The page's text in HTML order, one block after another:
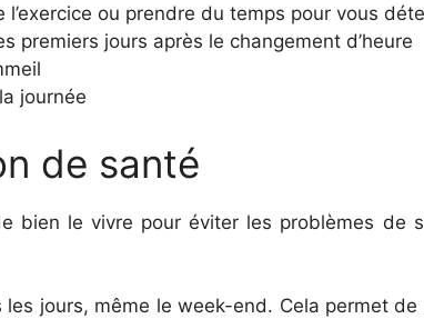
ou prendre du temps pour vous
premiers jours après le changement d’heure
journée
de santé
bien le vivre pour éviter les problèmes de
jours, même le week-end. Cela permet